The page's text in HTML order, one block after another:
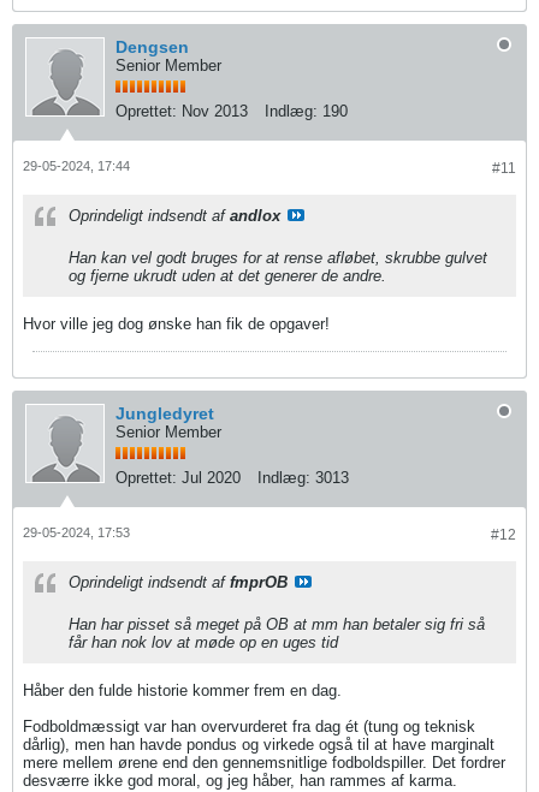
Dengsen
Senior Member
Oprettet: Nov 2013 Indlæg: 190
#11
29-05-2024, 17:44
Oprindeligt indsendt af andlox
Han kan vel godt bruges for at rense afløbet, skrubbe gulvet
og fjerne ukrudt uden at det generer de andre.
Hvor ville jeg dog ønske han fik de opgaver!
Jungledyret
Senior Member
Oprettet: Jul 2020 Indlæg: 3013
#12
29-05-2024, 17:53
Oprindeligt indsendt af fmprOB
Han har pisset så meget på OB at mm han betaler sig fri så
får han nok lov at møde op en uges tid
Håber den fulde historie kommer frem en dag.
Fodboldmæssigt var han overvurderet fra dag ét (tung og teknisk
dårlig), men han havde pondus og virkede også til at have marginalt
mere mellem ørene end den gennemsnitlige fodboldspiller. Det fordrer
desværre ikke god moral, og jeg håber, han rammes af karma.